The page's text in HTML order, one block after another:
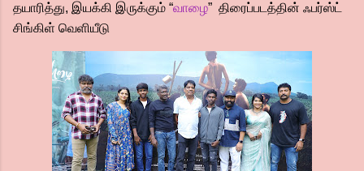
தயாரித்து, இயக்கி இருக்கும் “வாழை” திரைப்படத்தின் ஃபர்ஸ்ட்
சிங்கிள் வெளியீடு